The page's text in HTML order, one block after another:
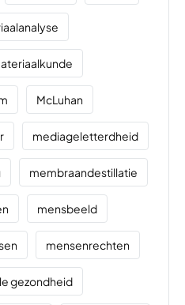
McLuhan
mediageletterdheid
membraandestillatie
mensbeeld
mensenrechten
gezondheid